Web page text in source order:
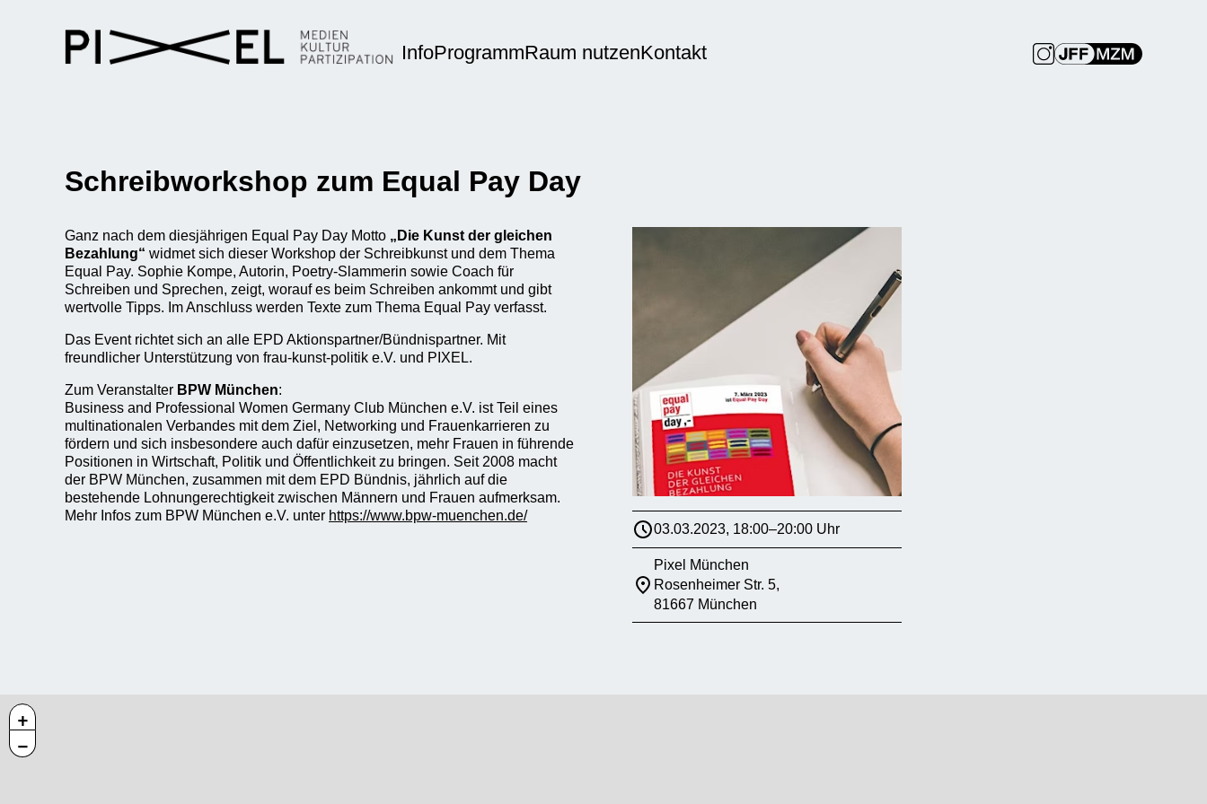
InfoProgrammRaum nutzenKontakt
Schreibworkshop zum Equal Pay Day
Ganz nach dem diesjährigen Equal Pay Day Motto „Die Kunst der gleichen
Bezahlung“ widmet sich dieser Workshop der Schreibkunst und dem Thema
Equal Pay. Sophie Kompe, Autorin, Poetry-Slammerin sowie Coach für
Schreiben und Sprechen, zeigt, worauf es beim Schreiben ankommt und gibt
wertvolle Tipps. Im Anschluss werden Texte zum Thema Equal Pay verfasst.
Das Event richtet sich an alle EPD Aktionspartner/Bündnispartner. Mit
freundlicher Unterstützung von frau-kunst-politik e.V. und PIXEL.
Zum Veranstalter BPW München:
Business and Professional Women Germany Club München e.V. ist Teil eines
multinationalen Verbandes mit dem Ziel, Networking und Frauenkarrieren zu
fördern und sich insbesondere auch dafür einzusetzen, mehr Frauen in führende
Positionen in Wirtschaft, Politik und Öffentlichkeit zu bringen. Seit 2008 macht
der BPW München, zusammen mit dem EPD Bündnis, jährlich auf die
bestehende Lohnungerechtigkeit zwischen Männern und Frauen aufmerksam.
Mehr Infos zum BPW München e.V. unter https://www.bpw-muenchen.de/
03.03.2023, 18:00–20:00 Uhr
Pixel München
Rosenheimer Str. 5,
81667 München
+
−